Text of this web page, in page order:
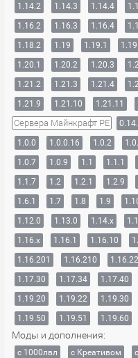
1.14.2
1.14.3 1.14.4
1.16.2
1.16.3 1.16.4
1.18.2
1.19 1.19.1
1.20.1
1.20.2 1.20.3
1.21.2
1.21.3 1.21.4
1.21.9
1.21.10 1.21.11
Сервера Майнкрафт PE
1.0.0
1.0.0.16 1.0.2
1.0.7
1.0.9 1.1 1.1.1
1.1.7
1.2 1.2.1 1.2.9
1.6.1
1.7 1.8 1.9
1.12.0
1.13.0 1.14.x
1.16.x
1.16.1 1.16.10
1.16.201
1.16.210
1.17.30
1.17.34 1.17.40
1.19.20
1.19.22 1.19.30
1.19.50
1.19.51 1.19.60
Моды и дополнения:
с 1000лвл c Креативом